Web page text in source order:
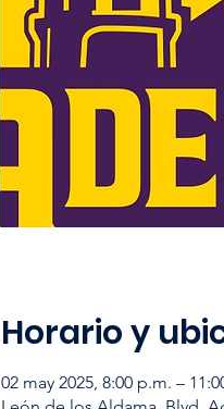
Horario y
02 may 2025, 8:00 p.m. –